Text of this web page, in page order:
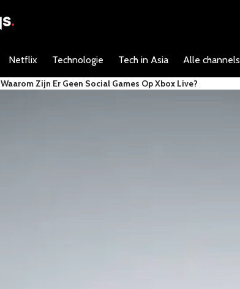
Netflix Technologie Tech in Asia Alle channels
Waarom Zijn Er Geen Social Games Op Xbox Live?